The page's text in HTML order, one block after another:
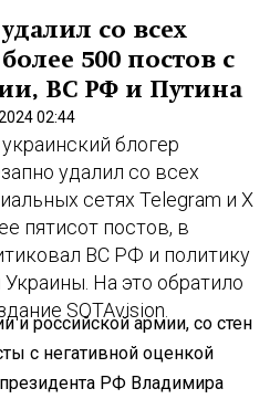
со всех
500 постов с
ВС РФ и Путина
02:44
блогер
удалил со всех
сетях Telegram и X
пятисот постов, в
ВС РФ и политику
На это обратило
SOTAvision.
и российской армии, со стен
с негативной оценкой
президента РФ Владимира